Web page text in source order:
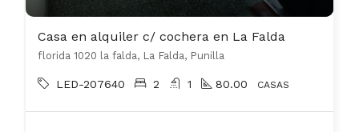
Casa en alquiler c/ cochera en La Falda
florida 1020 la falda, La Falda, Punilla
LED-207640 2 1 80.00 CASAS